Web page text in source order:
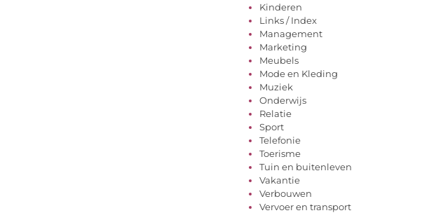
Kinderen
Links / Index
Management
Marketing
Meubels
Mode en Kleding
Muziek
Onderwijs
Relatie
Sport
Telefonie
Toerisme
Tuin en buitenleven
Vakantie
Verbouwen
Vervoer en transport